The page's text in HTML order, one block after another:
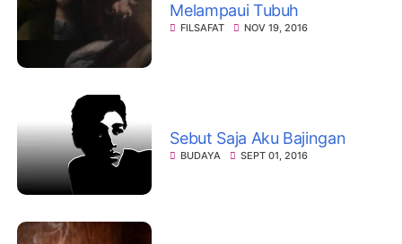
Melampaui Tubuh
FILSAFAT NOV 19, 2016
Sebut Saja Aku Bajingan
BUDAYA SEPT 01, 2016